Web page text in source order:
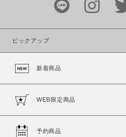
ピックアップ
新着商品
WEB限定商品
予約商品